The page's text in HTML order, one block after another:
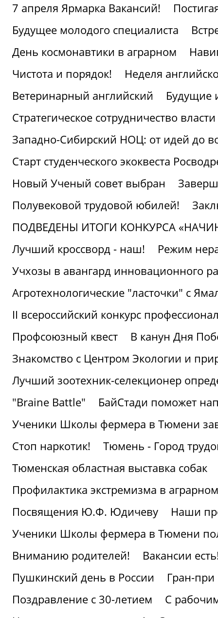
7 апреля Ярмарка Вакансий!
Будущее молодого специалиста
День космонавтики в аграрном
Чистота и порядок!
Неделя
Ветеринарный английский
Будущие
Стратегическое сотрудничество
Западно-Сибирский НОЦ: от идей до
Старт студенческого экоквеста
Новый Ученый совет выбран
Полувековой трудовой юбилей!
ПОДВЕДЕНЫ ИТОГИ КОНКУРСА
Лучший кроссворд - наш!
Режим
Учхозы в авангард инновационного
Агротехнологические "ласточки" с
II всероссийский конкурс
Профсоюзный квест
В канун Дня
Знакомство с Центром Экологии и
Лучший зоотехник-селекционер
"Braine Battle"
БайСтади поможет
Ученики Школы фермера в Тюмени
Стоп наркотик!
Тюмень - Город
Тюменская областная выставка собак
Профилактика экстремизма в аграрном
Посвящения Ю.Ф. Юдичеву
Наши
Ученики Школы фермера в Тюмени
Вниманию родителей!
Вакансии
Пушкинский день в России
Гран-
Поздравление с 30-летием
С